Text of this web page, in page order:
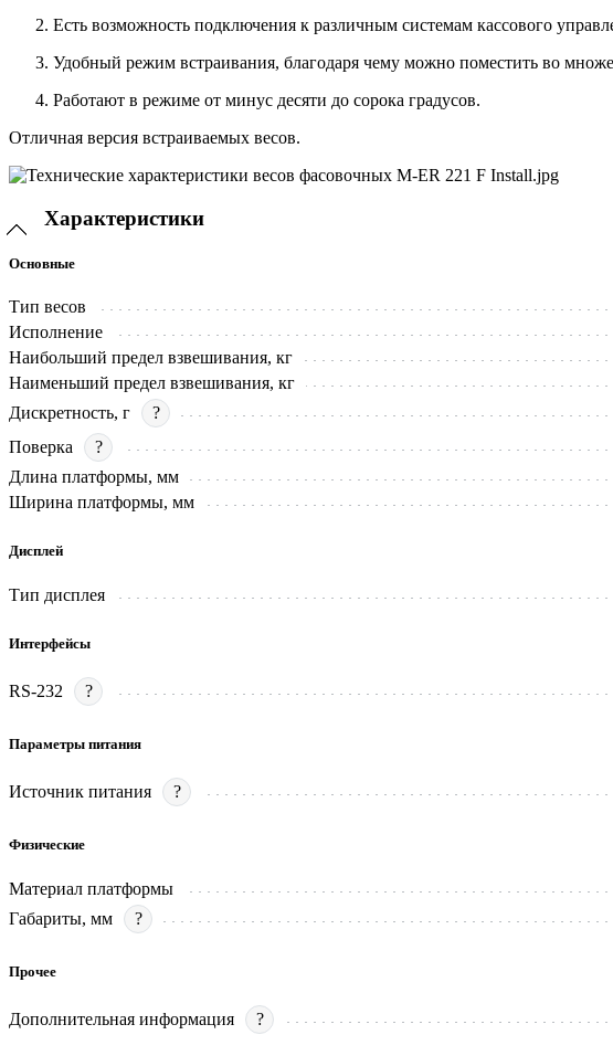
Есть возможность подключения к различным системам кассового
Удобный режим встраивания, благодаря чему можно поместить во
Работают в режиме от минус десяти до сорока градусов.
Отличная версия встраиваемых весов.
Характеристики
Основные
Тип весов
Исполнение
Наибольший предел взвешивания, кг
Наименьший предел взвешивания, кг
Дискретность, г
?
Поверка
?
Длина платформы, мм
Ширина платформы, мм
Дисплей
Тип дисплея
Интерфейсы
RS-232 ?
Параметры питания
Источник питания ?
Физические
Материал платформы
Габариты, мм
?
Прочее
Дополнительная информация ?